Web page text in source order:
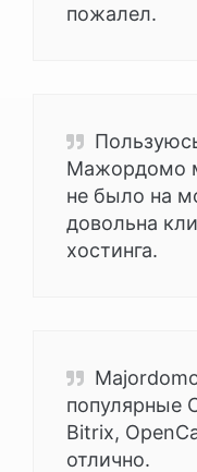
пожалел.
Мажордомо
не было на
довольна
хостинга.
популярные
Bitrix,
отлично.